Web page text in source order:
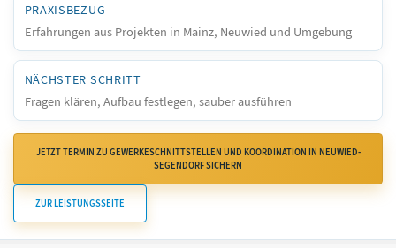
PRAXISBEZUG
Erfahrungen aus Projekten in Mainz, Neuwied und Umgebung
NÄCHSTER SCHRITT
Fragen klären, Aufbau festlegen, sauber ausführen
JETZT TERMIN ZU GEWERKESCHNITTSTELLEN UND KOORDINATION IN NEUWIED-
SEGENDORF SICHERN
ZUR LEISTUNGSSEITE